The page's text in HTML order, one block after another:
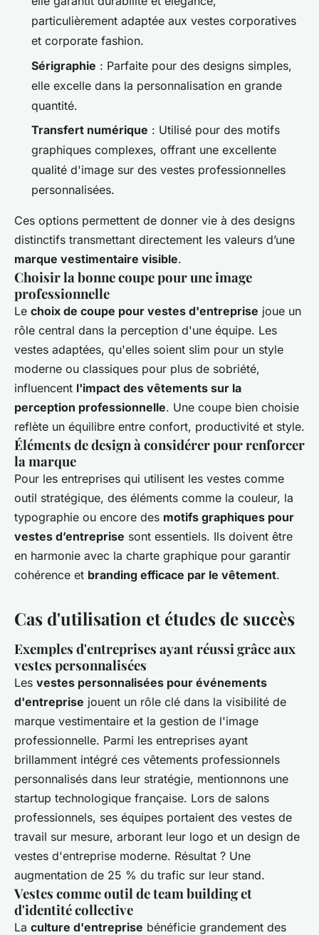
particulièrement adaptée aux vestes corporatives
et corporate fashion.
Sérigraphie : Parfaite pour des designs simples,
elle excelle dans la personnalisation en grande
quantité.
Transfert numérique : Utilisé pour des motifs
graphiques complexes, offrant une excellente
qualité d'image sur des vestes professionnelles
personnalisées.
Ces options permettent de donner vie à des designs
distinctifs transmettant directement les valeurs d’une
marque vestimentaire visible.
Choisir la bonne coupe pour une image
professionnelle
Le choix de coupe pour vestes d'entreprise joue un
rôle central dans la perception d'une équipe. Les
vestes adaptées, qu'elles soient slim pour un style
moderne ou classiques pour plus de sobriété,
influencent l'impact des vêtements sur la
perception professionnelle. Une coupe bien choisie
reflète un équilibre entre confort, productivité et style.
Éléments de design à considérer pour renforcer
la marque
Pour les entreprises qui utilisent les vestes comme
outil stratégique, des éléments comme la couleur, la
typographie ou encore des motifs graphiques pour
vestes d’entreprise sont essentiels. Ils doivent être
en harmonie avec la charte graphique pour garantir
cohérence et branding efficace par le vêtement.
Cas d'utilisation et études de succès
Exemples d'entreprises ayant réussi grâce aux
vestes personnalisées
Les vestes personnalisées pour événements
d'entreprise jouent un rôle clé dans la visibilité de
marque vestimentaire et la gestion de l'image
professionnelle. Parmi les entreprises ayant
brillamment intégré ces vêtements professionnels
personnalisés dans leur stratégie, mentionnons une
startup technologique française. Lors de salons
professionnels, ses équipes portaient des vestes de
travail sur mesure, arborant leur logo et un design de
vestes d'entreprise moderne. Résultat ? Une
augmentation de 25 % du trafic sur leur stand.
Vestes comme outil de team building et
d'identité collective
La culture d'entreprise bénéficie grandement des